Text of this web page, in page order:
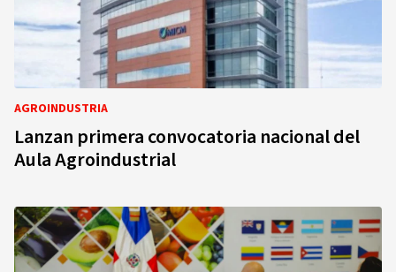
AGROINDUSTRIA
Lanzan primera convocatoria nacional del
Aula Agroindustrial